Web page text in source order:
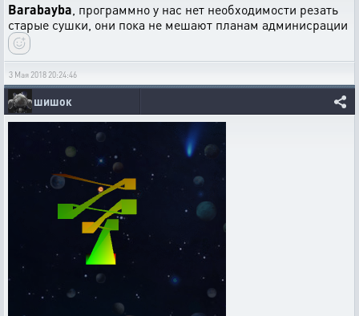
Barabayba , программно у нас нет необходимости резать
старые сушки, они пока не мешают планам админисрации
3 Мая 2018 20:24:46
шишок